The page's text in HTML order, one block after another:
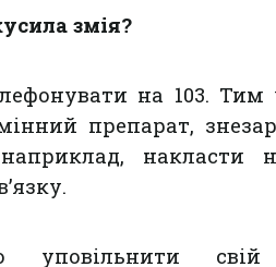
змія?
на 103. Тим
препарат,
накласти
уповільнити